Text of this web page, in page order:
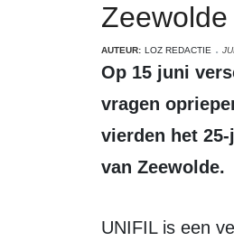
Zeewolde
AUTEUR: LOZ REDACTIE
Op 15 juni verschenen er enkele legervoertuigen in Zeewolde die toch wat
vragen
vierden het
van Zeewolde.
UNIFIL is een vereniging die in principe alleen is opgericht voor UNIFIL-